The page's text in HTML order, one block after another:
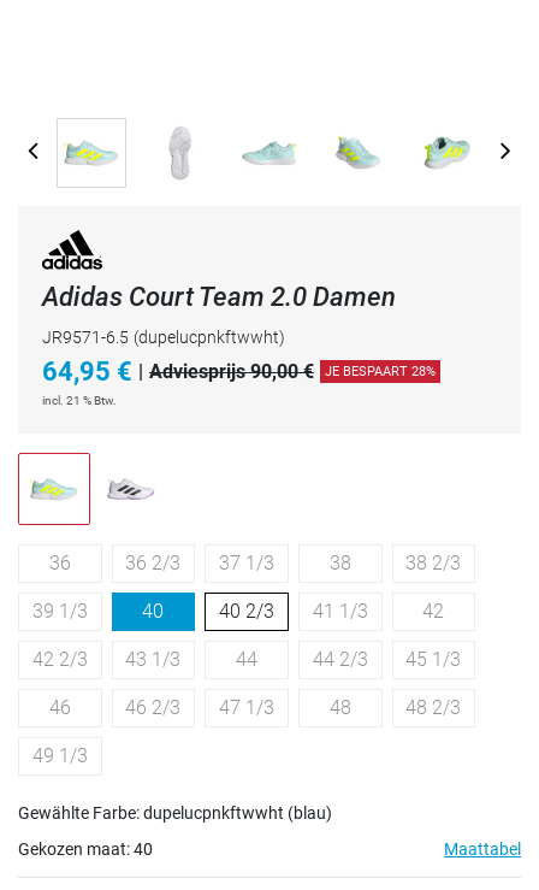
Adidas Court Team 2.0 Damen
JR9571-6.5 (dupelucpnkftwwht)
64,95 € | Adviesprijs 90,00 € JE BESPAART 28%
incl. 21 % Btw.
36 36 2/3 37 1/3 38 38 2/3
39 1/3 40 40 2/3 41 1/3 42
42 2/3 43 1/3 44 44 2/3 45 1/3
46 46 2/3 47 1/3 48 48 2/3
49 1/3
Gewählte Farbe: dupelucpnkftwwht (blau)
Gekozen maat:40 Maattabel